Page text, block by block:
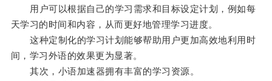
用户可以根据自己的学习需求和目标设定计划，例如每
天学习的时间和内容，从而更好地管理学习进度。
这种定制化的学习计划能够帮助用户更加高效地利用时
间，学习外语的效果更为显著。
其次，小语加速器拥有丰富的学习资源。